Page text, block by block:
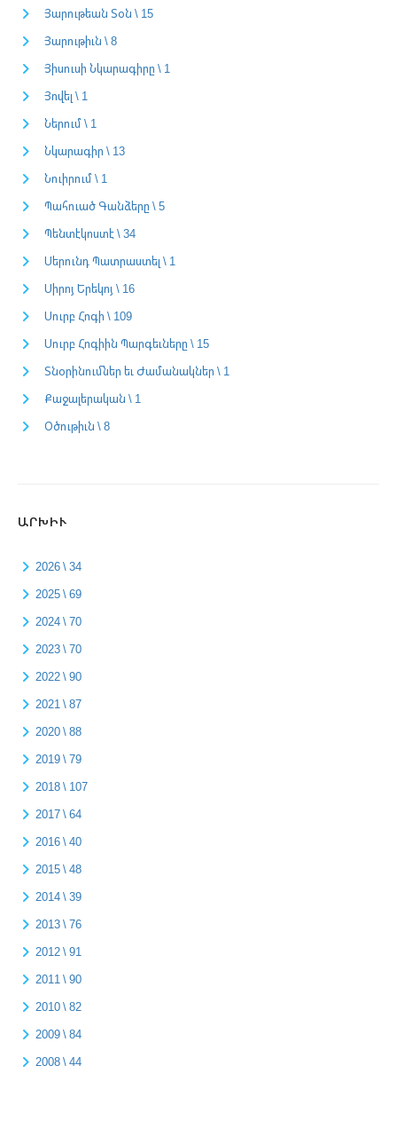
Յարութեան Տօն \ 15
Յարութիւն \ 8
Յիսուսի Նկարագիրը \ 1
Յովել \ 1
Ներում \ 1
Նկարագիր \ 13
Նուիրում \ 1
Պահուած Գանձերը \ 5
Պենտէկոստէ \ 34
Սերունդ Պատրաստել \ 1
Սիրոյ Երեկոյ \ 16
Սուրբ Հոգի \ 109
Սուրբ Հոգիին Պարգեւները \ 15
Տնօրինումներ եւ Ժամանակներ \ 1
Քաջալերական \ 1
Օծութիւն \ 8
ԱՐԽԻՒ
2026 \ 34
2025 \ 69
2024 \ 70
2023 \ 70
2022 \ 90
2021 \ 87
2020 \ 88
2019 \ 79
2018 \ 107
2017 \ 64
2016 \ 40
2015 \ 48
2014 \ 39
2013 \ 76
2012 \ 91
2011 \ 90
2010 \ 82
2009 \ 84
2008 \ 44